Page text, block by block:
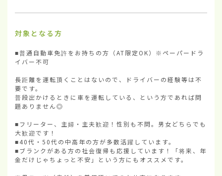
対象となる方
■普通自動車免許をお持ちの方（AT限定OK）※ペーパードラ
イバー不可
長距離を運転頂くことはないので、ドライバーの経験等は不
要です。
普段出かけるときに車を運転している、という方であれば問
題ありません◎
■フリーター、主婦・主夫歓迎！性別も不問。男女どちらでも
大歓迎です！
■40代・50代の中高年の方が多数活躍しています。
■ブランクがある方の社会復帰も応援しています！「将来、年
金だけじゃちょっと不安」という方にもオススメです。